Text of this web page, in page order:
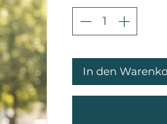
In den